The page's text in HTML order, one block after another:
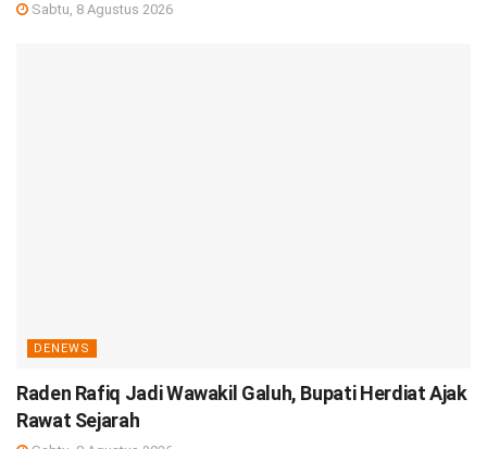
Sabtu, 8 Agustus 2026
DENEWS
Raden Rafiq Jadi Wawakil Galuh, Bupati Herdiat Ajak
Rawat Sejarah